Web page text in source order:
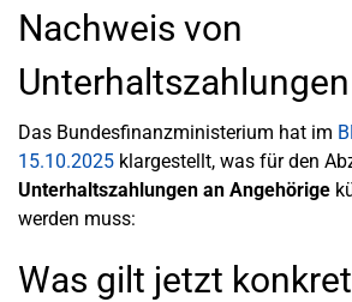
Nachweis von
Unterhaltszahlungen
Das Bundesfinanzministerium hat im
15.10.2025 klargestellt, was für den
Unterhaltszahlungen an Angehörige
werden muss:
Was gilt jetzt